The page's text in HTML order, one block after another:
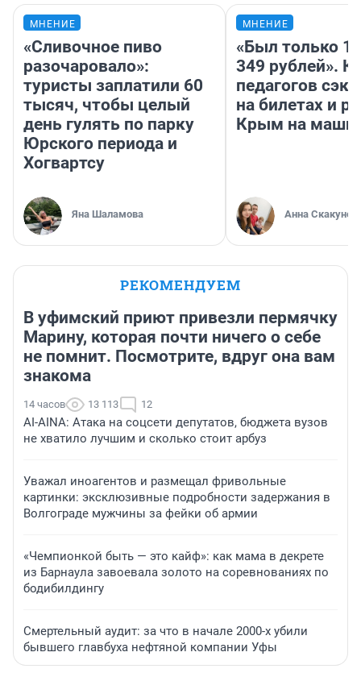
МНЕНИЕ
«Сливочное пиво
разочаровало»:
туристы заплатили 60
тысяч, чтобы целый
день гулять по парку
Юрского периода и
Хогвартсу
Яна Шаламова
МНЕНИЕ
«Был только
349 рублей».
педагогов
на билетах и
Крым на
Анна
РЕКОМЕНДУЕМ
В уфимский приют привезли пермячку
Марину, которая почти ничего о себе
не помнит. Посмотрите, вдруг она вам
знакома
14 часов 13 113 12
AI-AINA: Атака на соцсети депутатов, бюджета вузов
не хватило лучшим и сколько стоит арбуз
Уважал иноагентов и размещал фривольные
картинки: эксклюзивные подробности задержания в
Волгограде мужчины за фейки об армии
«Чемпионкой быть — это кайф»: как мама в декрете
из Барнаула завоевала золото на соревнованиях по
бодибилдингу
Смертельный аудит: за что в начале 2000-х убили
бывшего главбуха нефтяной компании Уфы